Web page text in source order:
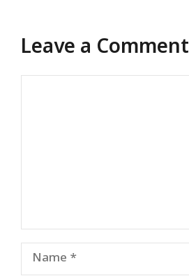
Leave a Comment
Name